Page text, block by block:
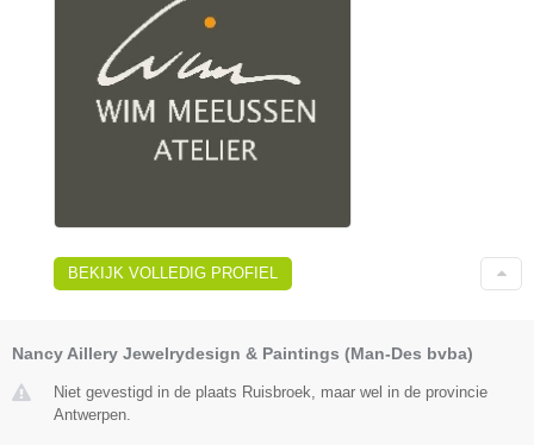
BEKIJK VOLLEDIG PROFIEL
Nancy Aillery Jewelrydesign & Paintings (Man-Des bvba)
Niet gevestigd in de plaats Ruisbroek, maar wel in de provincie
Antwerpen.